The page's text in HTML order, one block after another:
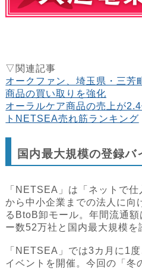
▽関連記事
オークファン、埼玉県・三
商品の買い取りを強化
オーラルケア商品の売上が
トNETSEA売れ筋ランキング
国内最大規模の登録バ
「NETSEA」は「ネットで
から中小企業までの法人に向
るBtoB卸モール。年間流通
ー数52万社と国内最大規模を
「NETSEA」では3カ月に1
イベントを開催。今回の「冬